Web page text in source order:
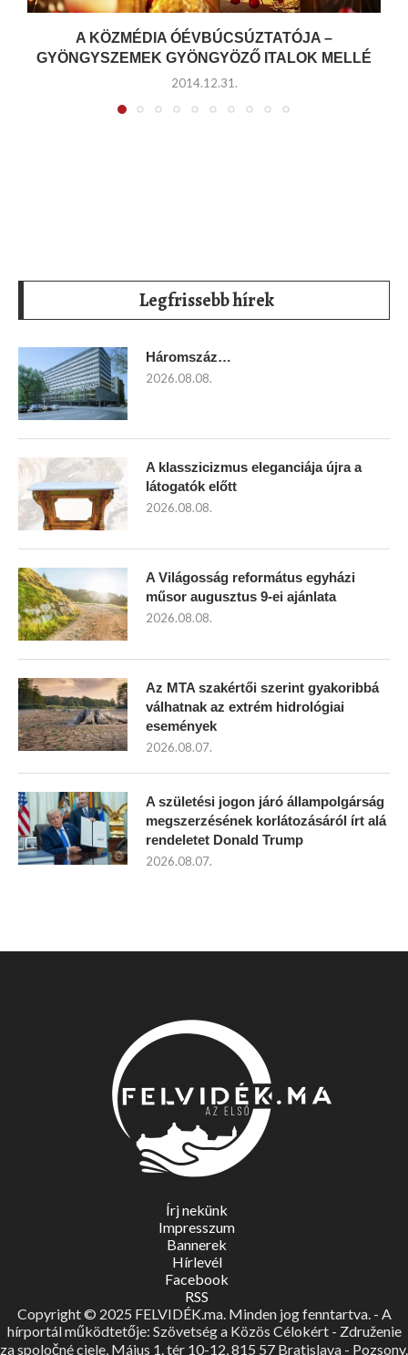
A KÖZMÉDIA ÓÉVBÚCSÚZTATÓJA –
GYÖNGYSZEMEK GYÖNGYÖZŐ ITALOK MELLÉ
2014.12.31.
Legfrissebb hírek
Háromszáz…
2026.08.08.
A klasszicizmus eleganciája újra a
látogatók előtt
2026.08.08.
A Világosság református egyházi
műsor augusztus 9-ei ajánlata
2026.08.08.
Az MTA szakértői szerint gyakoribbá
válhatnak az extrém hidrológiai
események
2026.08.07.
A születési jogon járó állampolgárság
megszerzésének korlátozásáról írt alá
rendeletet Donald Trump
2026.08.07.
Írj nekünk
Impresszum
Bannerek
Hírlevél
Facebook
RSS
Copyright © 2025 FELVIDÉK.ma. Minden jog fenntartva. - A
hírportál működtetője: Szövetség a Közös Célokért - Združenie
za spoločné ciele, Május 1. tér 10-12, 815 57 Bratislava - Pozsony.